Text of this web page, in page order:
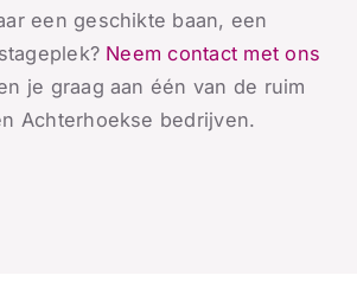
een geschikte baan, een
Neem contact met ons
je graag aan één van de ruim
Achterhoekse bedrijven.